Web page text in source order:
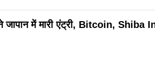
में मारी एंट्री, Bitcoin, Shiba